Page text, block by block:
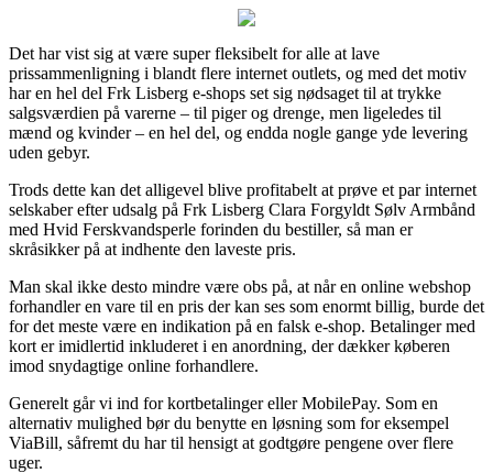
Det har vist sig at være super fleksibelt for alle at lave
prissammenligning i blandt flere internet outlets, og med det motiv
har en hel del Frk Lisberg e-shops set sig nødsaget til at trykke
salgsværdien på varerne – til piger og drenge, men ligeledes til
mænd og kvinder – en hel del, og endda nogle gange yde levering
uden gebyr.
Trods dette kan det alligevel blive profitabelt at prøve et par internet
selskaber efter udsalg på Frk Lisberg Clara Forgyldt Sølv Armbånd
med Hvid Ferskvandsperle forinden du bestiller, så man er
skråsikker på at indhente den laveste pris.
Man skal ikke desto mindre være obs på, at når en online webshop
forhandler en vare til en pris der kan ses som enormt billig, burde det
for det meste være en indikation på en falsk e-shop. Betalinger med
kort er imidlertid inkluderet i en anordning, der dækker køberen
imod snydagtige online forhandlere.
Generelt går vi ind for kortbetalinger eller MobilePay. Som en
alternativ mulighed bør du benytte en løsning som for eksempel
ViaBill, såfremt du har til hensigt at godtgøre pengene over flere
uger.